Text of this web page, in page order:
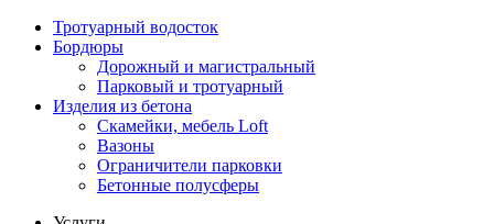
Тротуарный водосток
Бордюры
Дорожный и магистральный
Парковый и тротуарный
Изделия из бетона
Скамейки, мебель Loft
Вазоны
Ограничители парковки
Бетонные полусферы